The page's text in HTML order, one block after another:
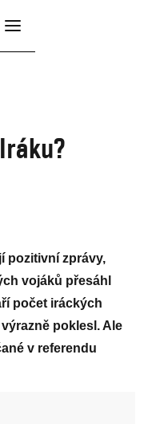
pozitivní zprávy,
vojáků přesáhl
počet iráckých
poklesl. Ale
v referendu